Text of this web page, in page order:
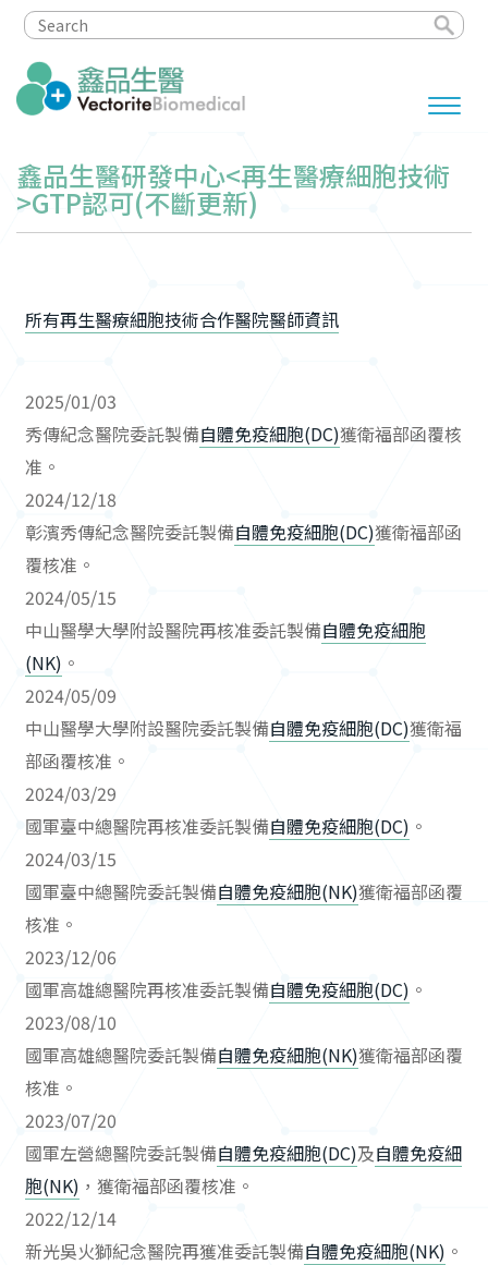
鑫品生醫研發中心<再生醫療細胞技術
>GTP認可(不斷更新)
所有再生醫療細胞技術合作醫院醫師資訊
2025/01/03
秀傳紀念醫院委託製備自體免疫細胞(DC)獲衛福部函覆核
准。
2024/12/18
彰濱秀傳紀念醫院委託製備自體免疫細胞(DC)獲衛福部函
覆核准。
2024/05/15
中山醫學大學附設醫院再核准委託製備自體免疫細胞
(NK) 。
2024/05/09
中山醫學大學附設醫院委託製備自體免疫細胞(DC)獲衛福
部函覆核准。
2024/03/29
國軍臺中總醫院再核准委託製備自體免疫細胞(DC) 。
2024/03/15
國軍臺中總醫院委託製備自體免疫細胞(NK)獲衛福部函覆
核准。
2023/12/06
國軍高雄總醫院再核准委託製備自體免疫細胞(DC) 。
2023/08/10
國軍高雄總醫院委託製備自體免疫細胞(NK)獲衛福部函覆
核准。
2023/07/20
國軍左營總醫院委託製備自體免疫細胞(DC)及自體免疫細
胞(NK) ，獲衛福部函覆核准。
2022/12/14
新光吳火獅紀念醫院再獲准委託製備自體免疫細胞(NK) 。